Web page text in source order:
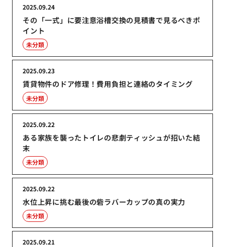
その「一式」に要注意浴槽交換の見積書で見るべきポ
イント
2025.09.24
未分類
賃貸物件のドア修理！費用負担と連絡のタイミング
2025.09.23
未分類
ある家族を襲ったトイレの悲劇ティッシュが招いた結
末
2025.09.22
未分類
水位上昇に挑む最後の砦ラバーカップの真の実力
2025.09.22
未分類
2025.09.21